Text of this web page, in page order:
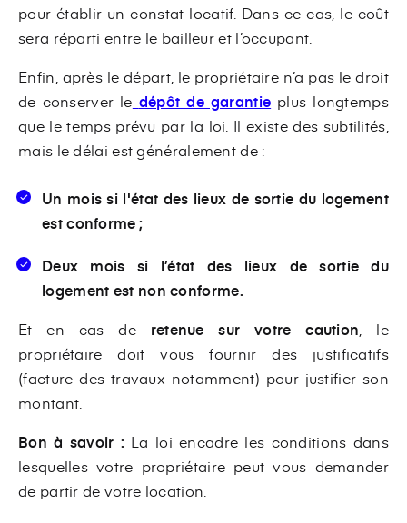
pour établir un constat locatif. Dans ce cas, le coût
sera réparti entre le bailleur et l’occupant.
Enfin, après le départ, le propriétaire n’a pas le droit
de conserver le dépôt de garantie plus longtemps
que le temps prévu par la loi. Il existe des subtilités,
mais le délai est généralement de :
Un mois si l'état des lieux de sortie du logement
est conforme ;
Deux mois si l’état des lieux de sortie du
logement est non conforme.
Et en cas de retenue sur votre caution , le
propriétaire doit vous fournir des justificatifs
(facture des travaux notamment) pour justifier son
montant.
Bon à savoir :La loi encadre les conditions dans
lesquelles votre propriétaire peut vous demander
de partir de votre location.